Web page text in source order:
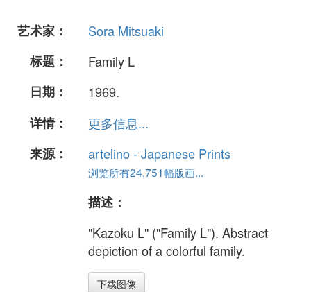
艺术家：
Sora Mitsuaki
标题：
Family L
日期：
1969.
详情：
更多信息...
来源：
artelino - Japanese Prints
浏览所有24,751幅版画...
描述：
"Kazoku L" ("Family L"). Abstract
depiction of a colorful family.
下载图像